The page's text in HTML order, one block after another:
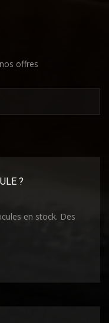
offres
?
en stock. Des